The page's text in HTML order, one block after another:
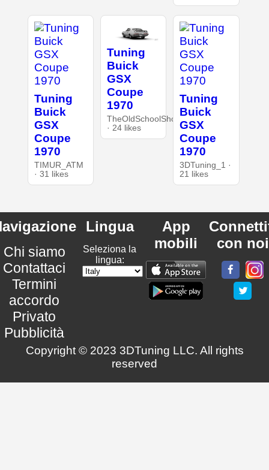
Tuning
Buick
GSX
Coupe
1970
TIMUR_ATM
· 31 likes
Tuning
Buick
GSX
Coupe
1970
TheOldSchoolShop
· 24 likes
Tuning
Buick
GSX
Coupe
1970
3DTuning_1 ·
21 likes
Chi siamo
Contattaci
Termini
accordo
Privato
Pubblicità
Lingua
Seleziona la
lingua:
App
mobili
con noi
Copyright © 2023 3DTuning LLC. All rights
reserved